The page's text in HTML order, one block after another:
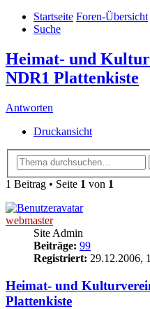
Startseite Foren-Übersicht
Suche
Heimat- und
NDR1 Plattenkiste
Antworten
Druckansicht
1 Beitrag • Seite 1 von 1
webmaster
Site Admin
Beiträge: 99
Registriert: 29.12.2006,
Heimat- und
Plattenkiste